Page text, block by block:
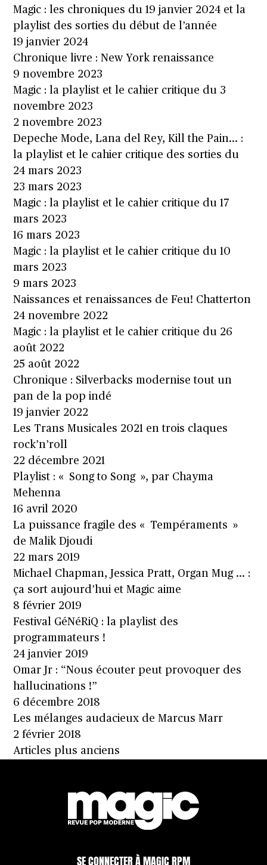
Magic : les chroniques du 19 janvier 2024 et la
playlist des sorties du début de l’année
19 janvier 2024
Chronique livre : New York renaissance
9 novembre 2023
Magic : la playlist et le cahier critique du 3
novembre 2023
2 novembre 2023
Depeche Mode, Lana del Rey, Kill the Pain… :
la playlist et le cahier critique des sorties du
24 mars 2023
23 mars 2023
Magic : la playlist et le cahier critique du 17
mars 2023
16 mars 2023
Magic : la playlist et le cahier critique du 10
mars 2023
9 mars 2023
Naissances et renaissances de Feu! Chatterton
24 novembre 2022
Magic : la playlist et le cahier critique du 26
août 2022
25 août 2022
Chronique : Silverbacks modernise tout un
pan de la pop indé
19 janvier 2022
Les Trans Musicales 2021 en trois claques
rock’n’roll
22 décembre 2021
Playlist : « Song to Song », par Chayma
Mehenna
16 avril 2020
La puissance fragile des « Tempéraments »
de Malik Djoudi
22 mars 2019
Michael Chapman, Jessica Pratt, Organ Mug … :
ça sort aujourd’hui et Magic aime
8 février 2019
Festival GéNéRiQ : la playlist des
programmateurs !
24 janvier 2019
Omar Jr : “Nous écouter peut provoquer des
hallucinations !”
6 décembre 2018
Les mélanges audacieux de Marcus Marr
2 février 2018
Navigation
Articles plus anciens
SE CONNECTER À MAGIC RPM